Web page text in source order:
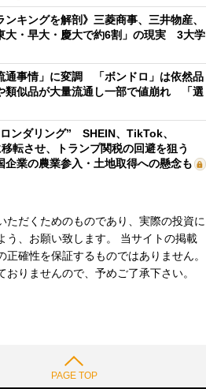
ンキングを解剖》三菱商事、三井物産、
大・早大・慶大で約6割」の現実 3大学
通事情」に変調 「ボンドロ」は依然品
類似品が大量流通し一部で値崩れ 「選
ンダリング” SHEIN、TikTok、
転させ、トランプ関税の回避を狙う
企業の農業参入・土地取得への懸念も
だくためのものであり、実際の投資に
う、お願い致します。 当サイトの掲載
確性を保証するものではありません。
りませんので、予めご了承下さい。
PAGE TOP